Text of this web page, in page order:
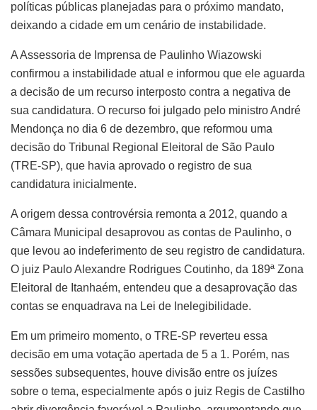
políticas públicas planejadas para o próximo mandato,
deixando a cidade em um cenário de instabilidade.
A Assessoria de Imprensa de Paulinho Wiazowski
confirmou a instabilidade atual e informou que ele aguarda
a decisão de um recurso interposto contra a negativa de
sua candidatura. O recurso foi julgado pelo ministro André
Mendonça no dia 6 de dezembro, que reformou uma
decisão do Tribunal Regional Eleitoral de São Paulo
(TRE-SP), que havia aprovado o registro de sua
candidatura inicialmente.
A origem dessa controvérsia remonta a 2012, quando a
Câmara Municipal desaprovou as contas de Paulinho, o
que levou ao indeferimento de seu registro de candidatura.
O juiz Paulo Alexandre Rodrigues Coutinho, da 189ª Zona
Eleitoral de Itanhaém, entendeu que a desaprovação das
contas se enquadrava na Lei de Inelegibilidade.
Em um primeiro momento, o TRE-SP reverteu essa
decisão em uma votação apertada de 5 a 1. Porém, nas
sessões subsequentes, houve divisão entre os juízes
sobre o tema, especialmente após o juiz Regis de Castilho